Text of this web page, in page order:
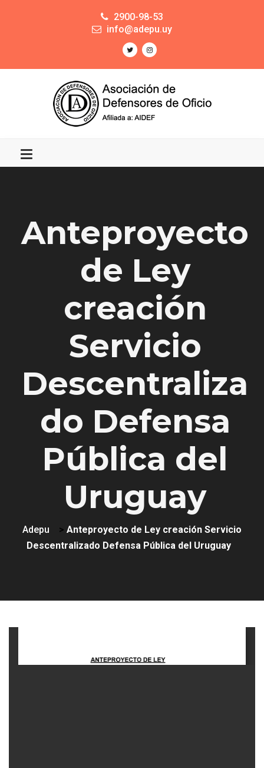
2900-98-53
info@adepu.uy
Anteproyecto
de Ley
creación
Servicio
Descentraliza
do Defensa
Pública del
Uruguay
Adepu > Anteproyecto de Ley creación Servicio
Descentralizado Defensa Pública del Uruguay